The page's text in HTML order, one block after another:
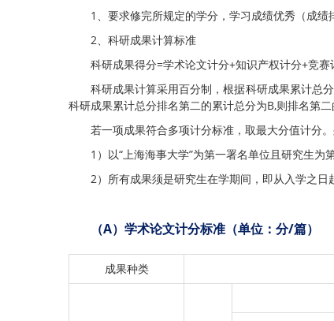
1、要求修完所规定的学分，学习成绩优秀（成绩
2、科研成果计算标准
科研成果得分=学术论文计分+知识产权计分+竞
科研成果计算采用百分制，根据科研成果累计总
科研成果累计总分排名第二的累计总分为B,则排名第
若一项成果符合多项计分标准，取最大分值计分
1）以“上海海事大学”为第一署名单位且研究生
2）所有成果须是研究生在学期间，即从入学之日
（A）学术论文计分标准（单位：分/篇）
成果种类